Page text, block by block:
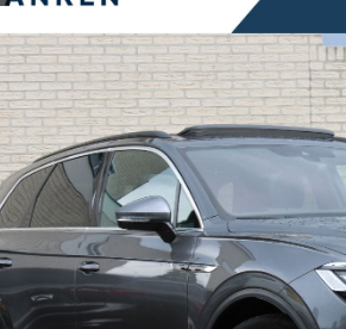
Diensten